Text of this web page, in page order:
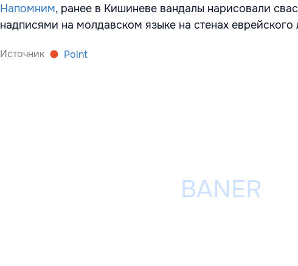
Напомним, ранее в Кишиневе вандалы нарисовали
надписями на молдавском языке на стенах еврейского
Источник Point